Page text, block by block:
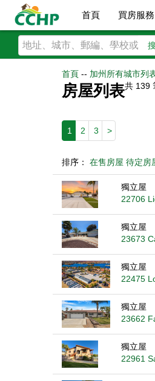
首頁 買房服務
首頁 -- 加州所有城市列
房屋列表共 139
1 2 3 >
排序： 在售房屋 待定房
獨立屋
22706
獨立屋
23673
獨立屋
22475
獨立屋
23662
獨立屋
22961